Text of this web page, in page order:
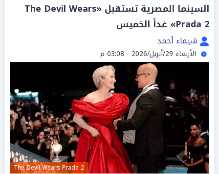
السينما المصرية تستقبل «The Devil Wears
Prada 2» غداً الخميس
شيماء أحمد
الأربعاء 29/أبريل/2026 - 03:08 م
The Devil Wears Prada 2